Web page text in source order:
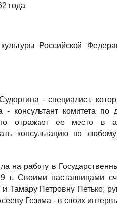
года
Российской
- специалист,
- консультант комитета по
отражает ее место в
консультацию по
на работу в
Своими наставницами
Тамару Петровну Петько;
Гезима - в своих